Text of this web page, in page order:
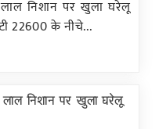
निशान पर खुला घरेलू
22600 के नीचे...
निशान पर खुला घरेलू